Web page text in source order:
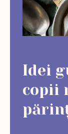
Idei
copii